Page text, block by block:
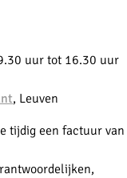
uur tot 16.30 uur
, Leuven
tijdig een factuur van